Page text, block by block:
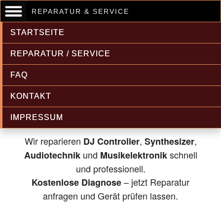
REPARATUR & SERVICE
STARTSEITE
REPARATUR / SERVICE
FAQ
KONTAKT
IMPRESSUM
Musikelektronik & Audiotechnik
Reparatur
Wir reparieren DJ Controller, Synthesizer,
Audiotechnikund Musikelektronikschnell
und professionell.
Kostenlose Diagnose– jetzt Reparatur
anfragen und Gerät prüfen lassen.